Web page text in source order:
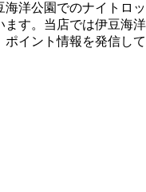
洋公園でのナイトロッ
ます。当店では伊豆海洋
イント情報を発信して